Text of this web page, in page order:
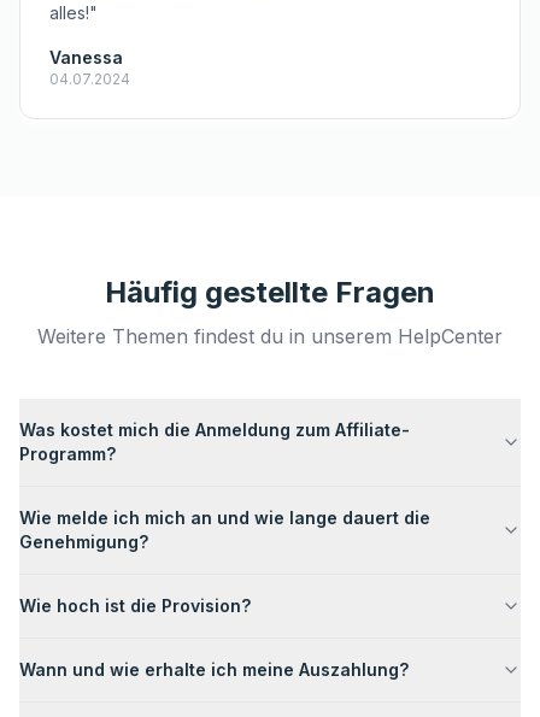
alles!"
Vanessa
04.07.2024
Häufig gestellte Fragen
Weitere Themen findest du in unserem HelpCenter
Was kostet mich die Anmeldung zum Affiliate-
Programm?
Wie melde ich mich an und wie lange dauert die
Genehmigung?
Wie hoch ist die Provision?
Wann und wie erhalte ich meine Auszahlung?